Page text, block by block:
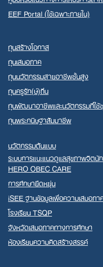
EEF Portal (ใช้เฉพาะภายใน)
ทุนสร้างโอกาส
ทุนเสมอภาค
ทุนนวัตกรรมสายอาชีพชั้นสูง
ทุนครูรัก(ษ์)ถิ่น
ทุนพัฒนาอาชีพและนวัตกรรมที่ใช้
ทุนพระกนิษฐาสัมมาชีพ
นวัตกรรมต้นแบบ
ระบบการแนะแนวดูแลสุขภาพจิตนั
HERO OBEC CARE
การศึกษายืดหยุ่น
iSEE ฐานข้อมูลเพื่อความเสมอภ
โรงเรียน TSQP
จังหวัดเสมอภาคทางการศึกษา
ห้องเรียนความคิดสร้างสรรค์